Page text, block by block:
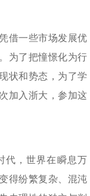
借一些市场发展优
为了把憧憬化为行
状和势态，为了学
加入浙大，参加这
代，世界在瞬息万
得纷繁复杂、混沌